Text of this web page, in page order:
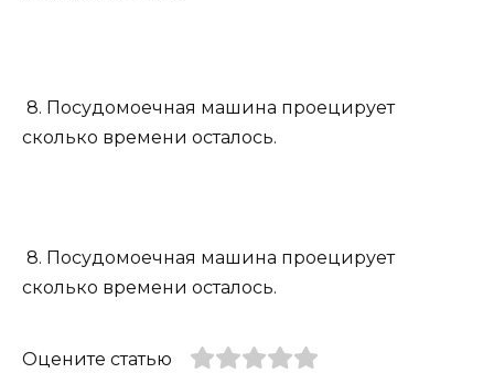
8. Посудомоечная машина проецирует
сколько времени осталось.
8. Посудомоечная машина проецирует
сколько времени осталось.
Оцените статью